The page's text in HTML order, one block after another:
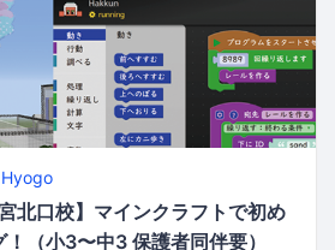
Hyogo
北口校】マインクラフトで初め
（小3〜中3 保護者同伴要）